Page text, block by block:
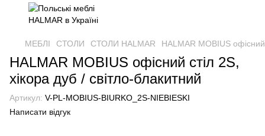
МЕБЛІ СТОЛИ СТОЛИ HALMAR HALMAR MOBIUS офісний
HALMAR MOBIUS офісний стіл 2S,
хікора дуб / світло-блакитний
Артикул: V-PL-MOBIUS-BIURKO_2S-NIEBIESKI
Написати відгук